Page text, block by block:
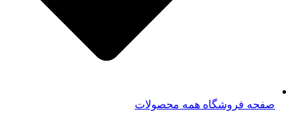
صفحه فروشگاه همه محصولات​